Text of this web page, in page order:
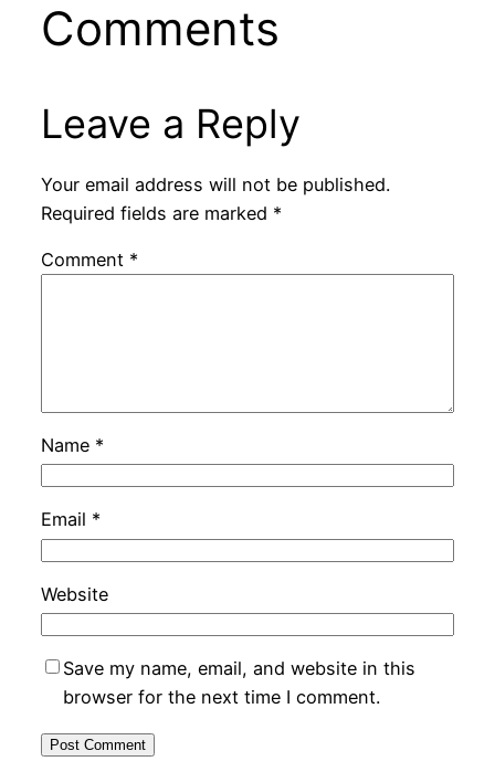
Comments
Leave a Reply
Your email address will not be published.
Required fields are marked *
Comment *
Name *
Email *
Website
Save my name, email, and website in this
browser for the next time I comment.